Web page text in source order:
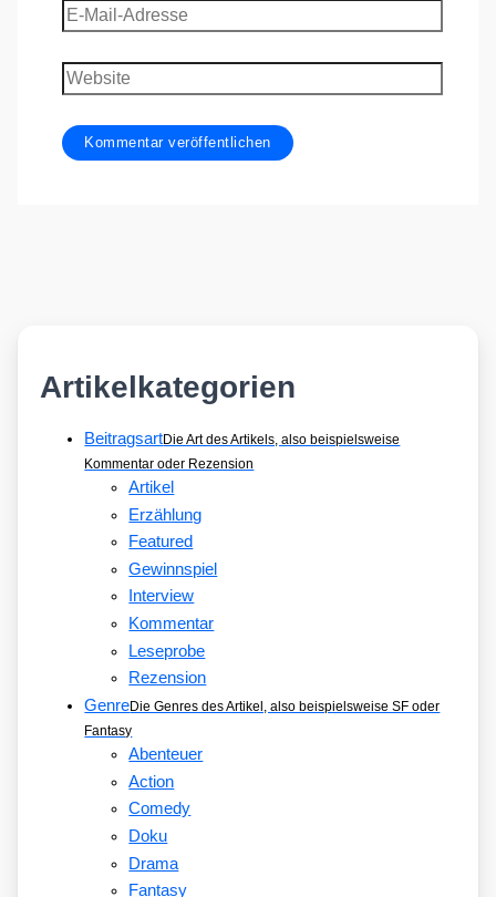
E-
Mail-
Adresse
Website
Artikelkategorien
BeitragsartDie Art des Artikels, also beispielsweise
Kommentar oder Rezension
Artikel
Erzählung
Featured
Gewinnspiel
Interview
Kommentar
Leseprobe
Rezension
GenreDie Genres des Artikel, also beispielsweise SF oder
Fantasy
Abenteuer
Action
Comedy
Doku
Drama
Fantasy